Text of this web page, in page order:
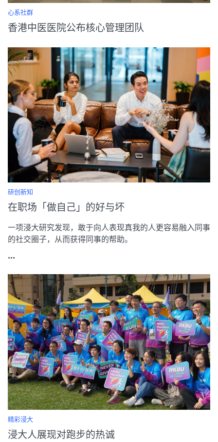
心系社群
香港中医医院公布核心管理团队
研创新知
在职场「做自己」的好与坏
一项浸大研究发现，敢于向人表现真我的人更容易融入同事
的社交圈子，从而获得同事的帮助。
...
精彩浸大
浸大人展现对跑步的热诚